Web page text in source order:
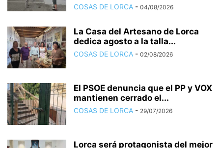
COSAS DE LORCA - 04/08/2026
La Casa del Artesano de Lorca
dedica agosto a la talla...
COSAS DE LORCA - 02/08/2026
El PSOE denuncia que el PP y VOX
mantienen cerrado el...
COSAS DE LORCA - 29/07/2026
Lorca será protagonista del mejor